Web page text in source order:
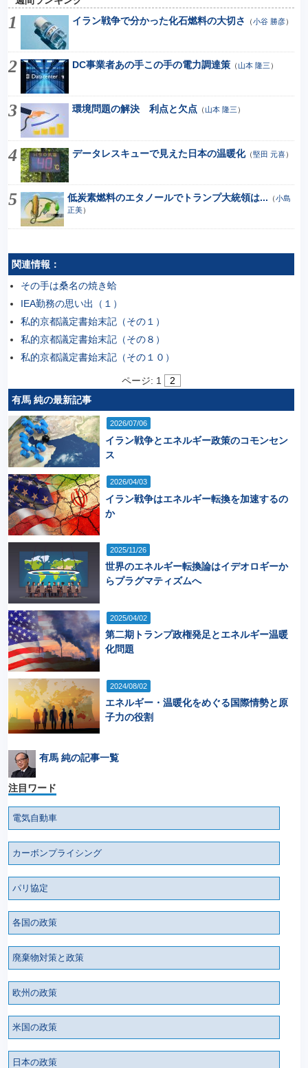
イラン戦争で分かった化石燃料の大切さ
（小谷 勝彦）
DC事業者あの手この手の電力調達策（山本 隆三 ）
環境問題の解決 利点と欠点 （山本 隆三 ）
データレスキューで見えた日本の温暖化（堅田 元喜）
低炭素燃料のエタノールでトランプ大統領は... （小島
正美）
関連情報：
その手は桑名の焼き蛤
IEA勤務の思い出（１）
私的京都議定書始末記（その１）
私的京都議定書始末記（その８）
私的京都議定書始末記（その１０）
ページ: 1
2
有馬 純の最新記事
2026/07/06
イラン戦争とエネルギー政策のコモンセン
ス
2026/04/03
イラン戦争はエネルギー転換を加速するの
か
2025/11/26
世界のエネルギー転換論はイデオロギーか
らプラグマティズムへ
2025/04/02
第二期トランプ政権発足とエネルギー温暖
化問題
2024/08/02
エネルギー・温暖化をめぐる国際情勢と原
子力の役割
有馬 純の記事一覧
注目ワード
電気自動車
カーボンプライシング
パリ協定
各国の政策
廃棄物対策と政策
欧州の政策
米国の政策
日本の政策